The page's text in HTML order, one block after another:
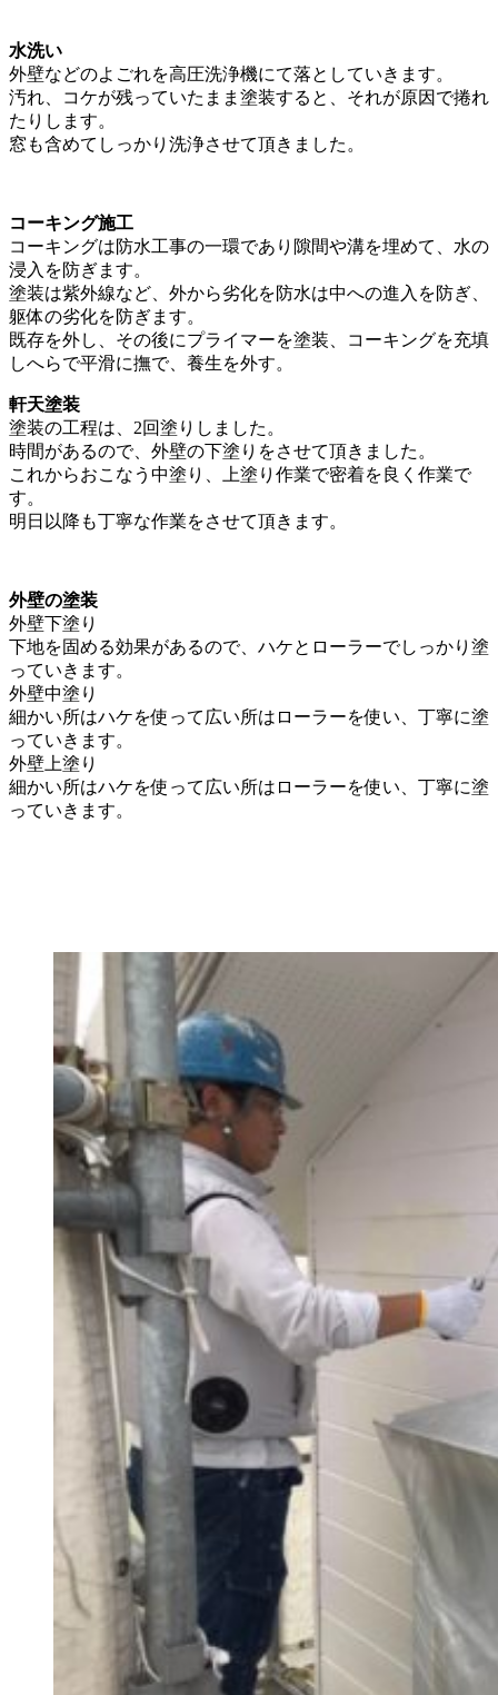
水洗い
外壁などのよごれを高圧洗浄機にて落としていきます。
汚れ、コケが残っていたまま塗装すると、それが原因で捲れ
たりします。
窓も含めてしっかり洗浄させて頂きました。
コーキング施工
コーキングは防水工事の一環であり隙間や溝を埋めて、水の
浸入を防ぎます。
塗装は紫外線など、外から劣化を防水は中への進入を防ぎ、
躯体の劣化を防ぎます。
既存を外し、その後にプライマーを塗装、コーキングを充填
しへらで平滑に撫で、養生を外す。
軒天塗装
塗装の工程は、2回塗りしました。
時間があるので、外壁の下塗りをさせて頂きました。
これからおこなう中塗り、上塗り作業で密着を良く作業で
す。
明日以降も丁寧な作業をさせて頂きます。
外壁の塗装
外壁下塗り
下地を固める効果があるので、ハケとローラーでしっかり塗
っていきます。
外壁中塗り
細かい所はハケを使って広い所はローラーを使い、丁寧に塗
っていきます。
外壁上塗り
細かい所はハケを使って広い所はローラーを使い、丁寧に塗
っていきます。